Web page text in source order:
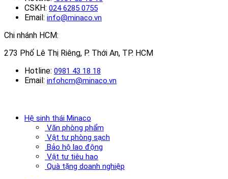
CSKH: 024 6285 0755
Email: info@minaco.vn
Chi nhánh HCM:
273 Phố Lê Thị Riêng, P. Thới An, TP. HCM
Hotline: 0981 43 18 18
Email: infohcm@minaco.vn
Hệ sinh thái Minaco
Văn phòng phẩm
Vật tư phòng sạch
Bảo hộ lao động
Vật tư tiêu hao
Quà tặng doanh nghiệp